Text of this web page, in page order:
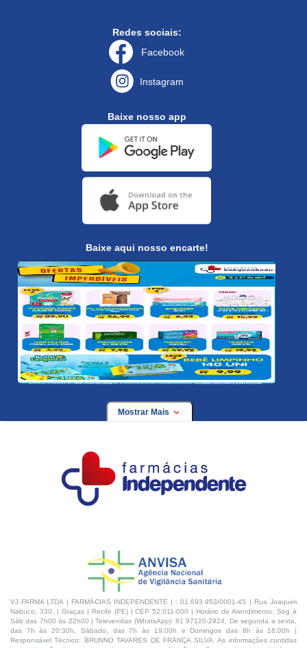
Redes sociais:
Facebook
Instagram
Baixe nosso app
Baixe aqui nosso encarte!
Mostrar Mais
VJ FARMA LTDA | FARMÁCIAS INDEPENDENTE | : 01.693.953/0001-45 | Rua Joaquim
Nabuco, 330, | Graças | Recife (PE) | CEP 52.011-000 | Horário de Atendimento: Seg à
Sáb das 7h00 às 22h00 | Televendas (WhatsApp): 81 97120-2924, De segunda a sexta,
das 7h às 20:30h, Sábado, das 7h às 19:00h e Domingos das 8h às 18:00h |
Responsável Técnico: BRUNNO TAVARES DE FRANÇA SILVA. As informações contidas